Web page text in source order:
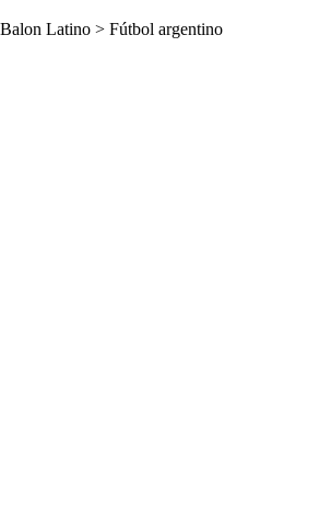
Balon Latino > Fútbol argentino